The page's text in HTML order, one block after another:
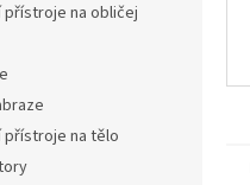
přístroje na obličej
přístroje na tělo